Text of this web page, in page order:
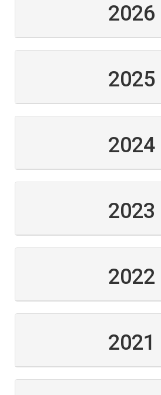
2026
2025
2024
2023
2022
2021